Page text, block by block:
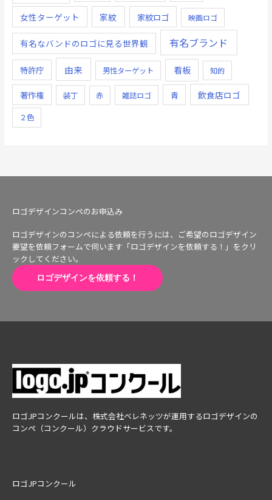
女性ターゲット 家紋 家紋ロゴ 映画ロゴ
有名なバンドのロゴに見る世界観 有名ブランド
特許庁 由来 男性ターゲット 看板 知的
著作権 装丁 赤 雑誌ロゴ 青 飲食店ロゴ
２色
ロゴデザインコンペのお申込み
ロゴデザインのコンペによる依頼を行うには、ご希望のロゴデザイン
要望を依頼フォームで伺います「ロゴデザインを依頼する！」をクリ
ックしてください。
ロゴデザインを依頼する！
ロゴJPコンクールは、株式会社ベレネッツが運用するロゴデザインの
コンペ（コンクール）クラウドサービスです。
ロゴJPコンクール